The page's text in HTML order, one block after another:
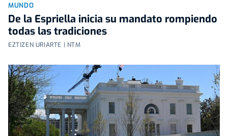
MUNDO
De la Espriella inicia su mandato rompiendo
todas las tradiciones
EZTIZEN URIARTE | NTM